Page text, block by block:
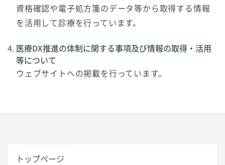
資格確認や電子処方箋のデータ等から取得する情報
を活用して診療を行っています。
医療DX推進の体制に関する事項及び情報の取得・活用
等について
ウェブサイトへの掲載を行っています。
トップページ